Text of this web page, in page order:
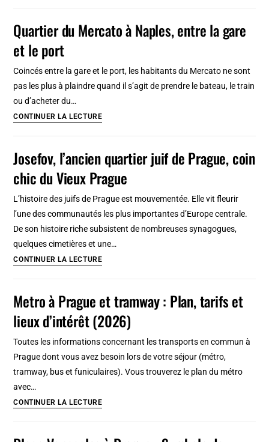
Pausilypon
paisible
Quartier du Mercato à Naples, entre la gare
et le port
Coincés entre la gare et le port, les habitants du Mercato ne sont
pas les plus à plaindre quand il s’agit de prendre le bateau, le train
ou d’acheter du…
CONTINUER LA LECTUREQuartier
à
Naples,
entre
la
gare
port
Josefov, l’ancien quartier juif de Prague, coin
chic du Vieux Prague
L’histoire des juifs de Prague est mouvementée. Elle vit fleurir
l’une des communautés les plus importantes d’Europe centrale.
De son histoire riche subsistent de nombreuses synagogues,
quelques cimetières et une…
CONTINUER LA LECTUREJosefov,
juif
de
Prague,
Prague
Metro à Prague et tramway : Plan, tarifs et
lieux d’intérêt (2026)
Toutes les informations concernant les transports en commun à
Prague dont vous avez besoin lors de votre séjour (métro,
tramway, bus et funiculaires). Vous trouverez le plan du métro
avec…
CONTINUER LA LECTUREMetro